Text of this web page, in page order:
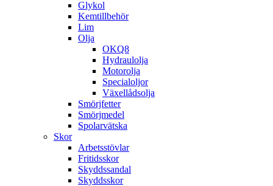
Glykol
Kemtillbehör
Lim
Olja
OKQ8
Hydraulolja
Motorolja
Specialoljor
Växellådsolja
Smörjfetter
Smörjmedel
Spolarvätska
Skor
Arbetsstövlar
Fritidsskor
Skyddssandal
Skyddsskor